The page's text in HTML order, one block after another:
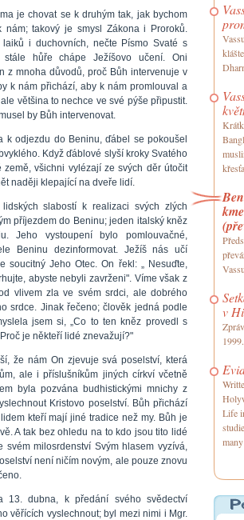
je chovat se k druhým tak, jak bychom
takový je smysl Zákona i Proroků.
laiků i duchovních, nečte Písmo Svaté s
stále hůře chápe Ježíšovo učení. Oni
z mnoha důvodů, proč Bůh intervenuje v
k nám přichází, aby k nám promlouval a
většina to nechce ve své pýše připustit.
by Bůh intervenovat.
k odjezdu do Beninu, ďábel se pokoušel
Když ďáblové slyší kroky Svatého
všichni vylézají ze svých děr útočit
naději klepající na dveře lidí.
slabostí k realizaci svých zlých
příjezdem do Beninu; jeden italský kněz
Jeho vystoupení bylo pomlouvačné,
Beninu dezinformovat. Ježíš nás učí
soucitný Jeho Otec. On řekl: „ Nesuďte,
abyste nebyli zavrženi". Víme však z
vlivem zla ve svém srdci, ale dobrého
srdce. Jinak řečeno; člověk jedná podle
jsem si, „Co to ten kněz provedl s
je někteří lidé znevažují?"
že nám On zjevuje svá poselství, která
ale i příslušníkům jiných církví včetně
byla pozvána budhistickými mnichy z
Kristovo poselství. Bůh přichází
kteří mají jiné tradice než my. Bůh je
A tak bez ohledu na to kdo jsou tito lidé
milosrdenství Svým hlasem vyzívá,
není ničím novým, ale pouze znovu
13. dubna, k předání svého svědectví
věřících vyslechnout; byl mezi nimi i Mgr.
v
1999.
Life